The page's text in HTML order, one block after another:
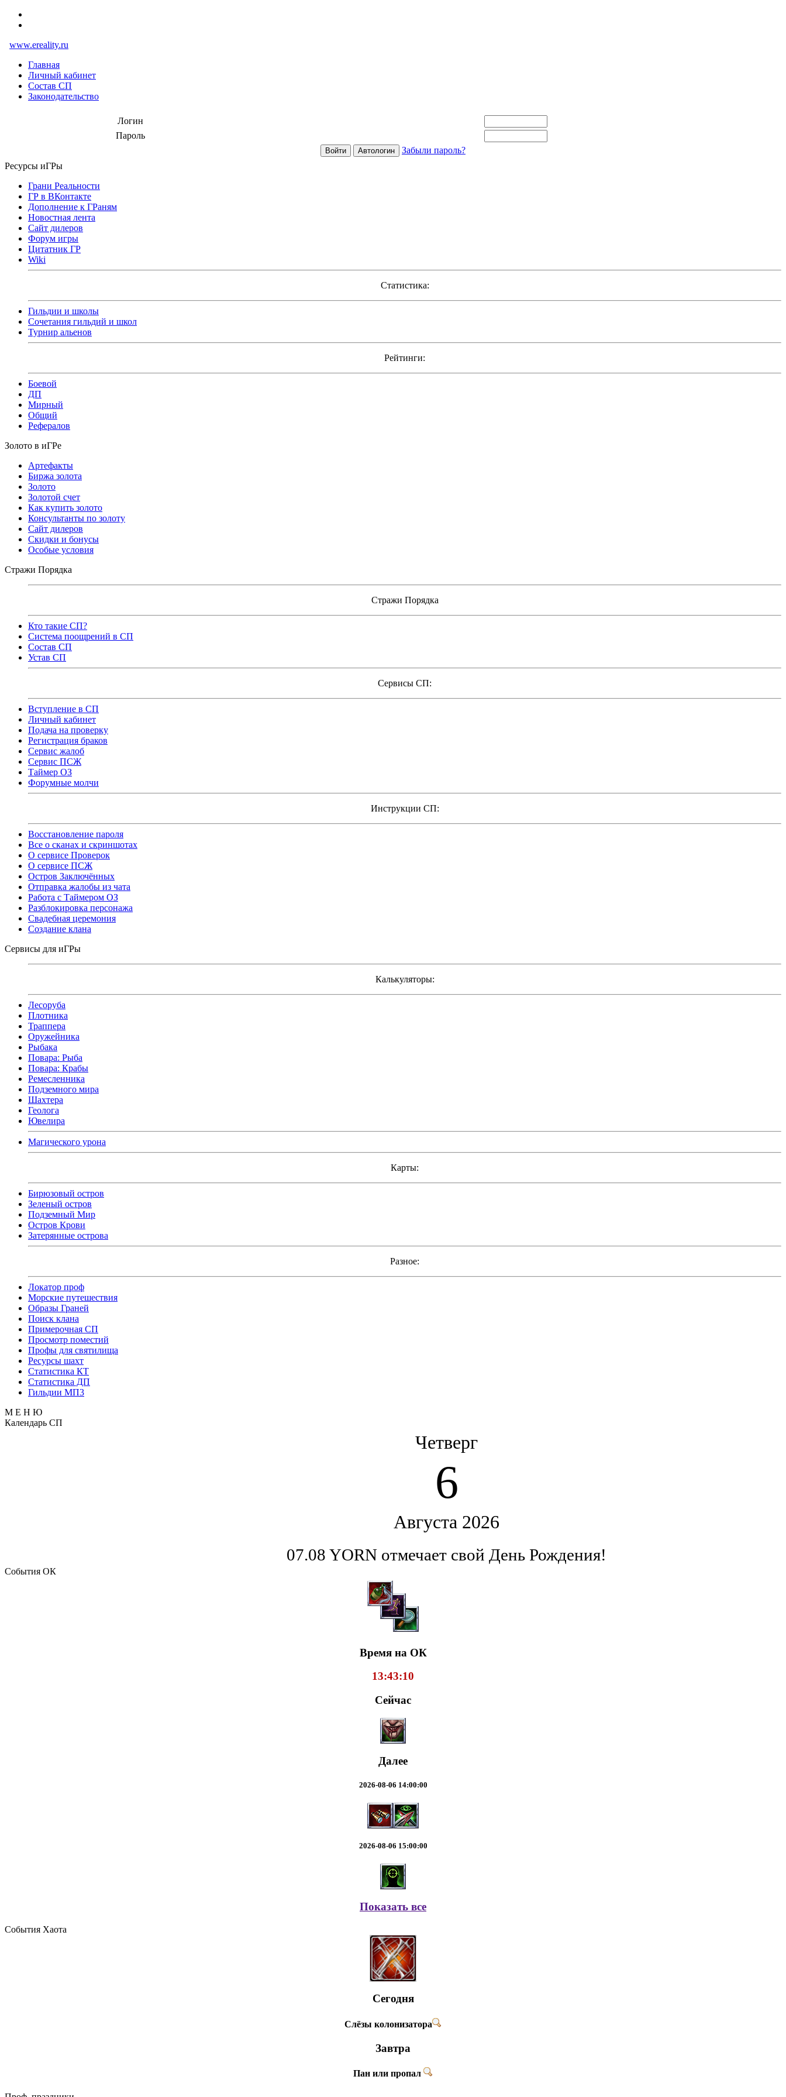
www.ereality.ru
Главная
Личный кабинет
Состав СП
Законодательство
Логин
Пароль
Забыли пароль?
Ресурсы иГРы
Грани Реальности
ГР в ВКонтакте
Дополнение к ГРаням
Новостная лента
Сайт дилеров
Форум игры
Цитатник ГР
Wiki
Статистика:
Гильдии и школы
Сочетания гильдий и школ
Турнир альенов
Рейтинги:
Боевой
ДП
Мирный
Общий
Рефералов
Золото в иГРе
Артефакты
Биржа золота
Золото
Золотой счет
Как купить золото
Консультанты по золоту
Сайт дилеров
Скидки и бонусы
Особые условия
Стражи Порядка
Стражи Порядка
Кто такие СП?
Система поощрений в СП
Состав СП
Устав СП
Сервисы СП:
Вступление в СП
Личный кабинет
Подача на проверку
Регистрация браков
Сервис жалоб
Сервис ПСЖ
Таймер ОЗ
Форумные молчи
Инструкции СП:
Восстановление пароля
Все о сканах и скриншотах
О сервисе Проверок
О сервисе ПСЖ
Остров Заключённых
Отправка жалобы из чата
Работа с Таймером ОЗ
Разблокировка персонажа
Свадебная церемония
Создание клана
Сервисы для иГРы
Калькуляторы:
Лесоруба
Плотника
Траппера
Оружейника
Рыбака
Повара: Рыба
Повара: Крабы
Ремесленника
Подземного мира
Шахтера
Геолога
Ювелира
Магического урона
Карты:
Бирюзовый остров
Зеленый остров
Подземный Мир
Остров Крови
Затерянные острова
Разное:
Локатор проф
Морские путешествия
Образы Граней
Поиск клана
Примерочная СП
Просмотр поместий
Профы для святилища
Ресурсы шахт
Статистика КТ
Статистика ДП
Гильдии МП3
М Е Н Ю
Календарь СП
Четверг
6
Августа 2026
07.08 YORN отмечает свой День Рождения!
События ОК
Время на ОК
13:43:11
Сейчас
Далее
2026-08-06 14:00:00
2026-08-06 15:00:00
Показать все
События Хаота
Сегодня
Слёзы колонизатора
Завтра
Пан или пропал